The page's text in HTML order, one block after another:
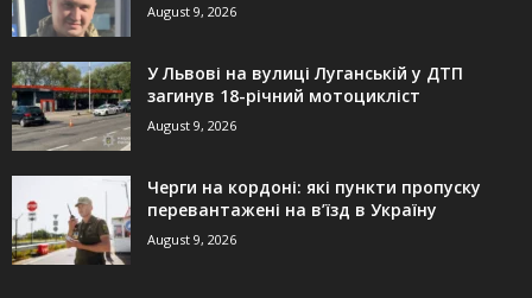
August 9, 2026
У Львові на вулиці Луганській у ДТП
загинув 18-річний мотоцикліст
August 9, 2026
Черги на кордоні: які пункти пропуску
перевантажені на в’їзд в Україну
August 9, 2026